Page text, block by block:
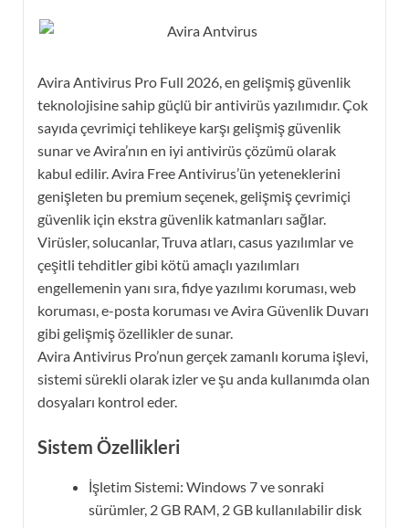
Avira Antivirus Pro Full 2026, en gelişmiş güvenlik
teknolojisine sahip güçlü bir antivirüs yazılımıdır. Çok
sayıda çevrimiçi tehlikeye karşı gelişmiş güvenlik
sunar ve Avira’nın en iyi antivirüs çözümü olarak
kabul edilir. Avira Free Antivirus’ün yeteneklerini
genişleten bu premium seçenek, gelişmiş çevrimiçi
güvenlik için ekstra güvenlik katmanları sağlar.
Virüsler, solucanlar, Truva atları, casus yazılımlar ve
çeşitli tehditler gibi kötü amaçlı yazılımları
engellemenin yanı sıra, fidye yazılımı koruması, web
koruması, e-posta koruması ve Avira Güvenlik Duvarı
gibi gelişmiş özellikler de sunar.
Avira Antivirus Pro’nun gerçek zamanlı koruma işlevi,
sistemi sürekli olarak izler ve şu anda kullanımda olan
dosyaları kontrol eder.
Sistem Özellikleri
İşletim Sistemi: Windows 7 ve sonraki
sürümler, 2 GB RAM, 2 GB kullanılabilir disk